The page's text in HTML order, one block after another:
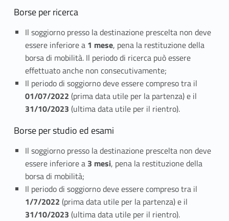
Borse per ricerca
Il soggiorno presso la destinazione prescelta non deve
essere inferiore a 1 mese, pena la restituzione della
borsa di mobilità. Il periodo di ricerca può essere
effettuato anche non consecutivamente;
Il periodo di soggiorno deve essere compreso tra il
01/07/2022 (prima data utile per la partenza) e il
31/10/2023 (ultima data utile per il rientro).
Borse per studio ed esami
Il soggiorno presso la destinazione prescelta non deve
essere inferiore a 3 mesi, pena la restituzione della
borsa di mobilità;
Il periodo di soggiorno deve essere compreso tra il
1/7/2022 (prima data utile per la partenza) e il
31/10/2023 (ultima data utile per il rientro).